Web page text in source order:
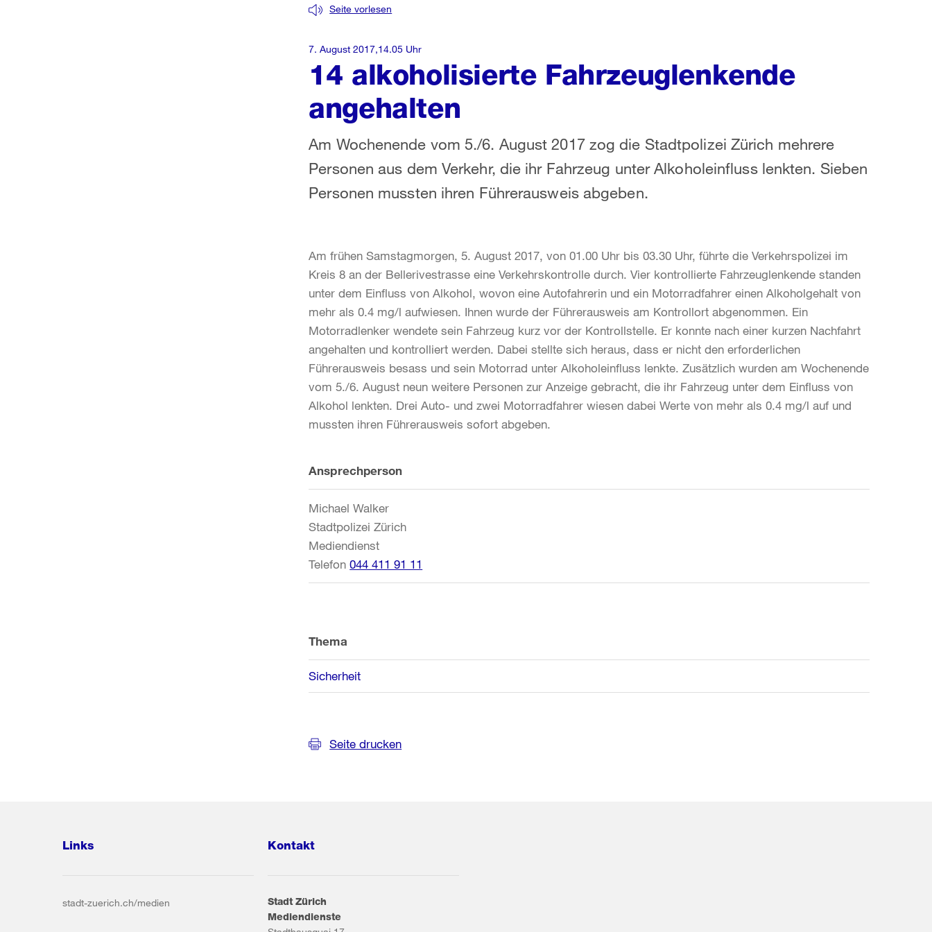
14 alkoholisierte Fahrzeuglenkende
angehalten
Seite vorlesen
Am Wochenende vom 5./6. August 2017 zog die Stadtpolizei Zürich mehrere
Personen aus dem Verkehr, die ihr Fahrzeug unter Alkoholeinfluss lenkten. Sieben
Personen mussten ihren Führerausweis abgeben.
7. August 2017,14.05 Uhr
Am frühen Samstagmorgen, 5. August 2017, von 01.00 Uhr bis 03.30 Uhr, führte die Verkehrspolizei im
Kreis 8 an der Bellerivestrasse eine Verkehrskontrolle durch. Vier kontrollierte Fahrzeuglenkende standen
unter dem Einfluss von Alkohol, wovon eine Autofahrerin und ein Motorradfahrer einen Alkoholgehalt von
mehr als 0.4 mg/l aufwiesen. Ihnen wurde der Führerausweis am Kontrollort abgenommen. Ein
Motorradlenker wendete sein Fahrzeug kurz vor der Kontrollstelle. Er konnte nach einer kurzen Nachfahrt
angehalten und kontrolliert werden. Dabei stellte sich heraus, dass er nicht den erforderlichen
Führerausweis besass und sein Motorrad unter Alkoholeinfluss lenkte. Zusätzlich wurden am Wochenende
vom 5./6. August neun weitere Personen zur Anzeige gebracht, die ihr Fahrzeug unter dem Einfluss von
Alkohol lenkten. Drei Auto- und zwei Motorradfahrer wiesen dabei Werte von mehr als 0.4 mg/l auf und
mussten ihren Führerausweis sofort abgeben.
Weitere
Informationen
Ansprechperson
Michael Walker
Stadtpolizei Zürich
Mediendienst
Telefon 044 411 91 11
Thema
Sicherheit
Seite drucken
Links
stadt-zuerich.ch/medien
Kontakt
Stadt Zürich
Mediendienste